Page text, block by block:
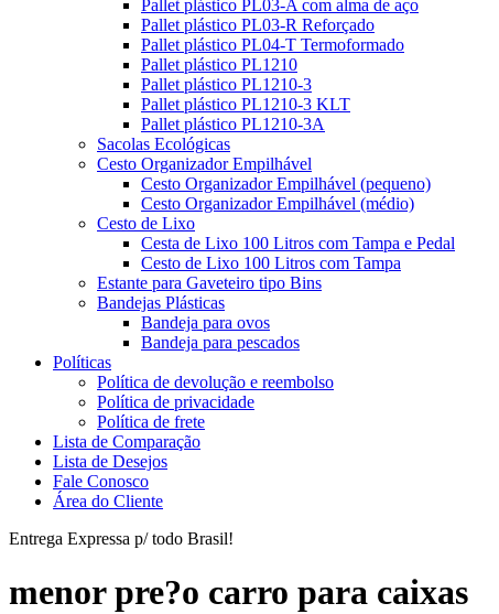
Pallet plástico PL03-A com alma de aço
Pallet plástico PL03-R Reforçado
Pallet plástico PL04-T Termoformado
Pallet plástico PL1210
Pallet plástico PL1210-3
Pallet plástico PL1210-3 KLT
Pallet plástico PL1210-3A
Sacolas Ecológicas
Cesto Organizador Empilhável
Cesto Organizador Empilhável (pequeno)
Cesto Organizador Empilhável (médio)
Cesto de Lixo
Cesta de Lixo 100 Litros com Tampa e Pedal
Cesto de Lixo 100 Litros com Tampa
Estante para Gaveteiro tipo Bins
Bandejas Plásticas
Bandeja para ovos
Bandeja para pescados
Políticas
Política de devolução e reembolso
Política de privacidade
Política de frete
Lista de Comparação
Lista de Desejos
Fale Conosco
Área do Cliente
Entrega Expressa p/ todo Brasil!
menor pre?o carro para caixas